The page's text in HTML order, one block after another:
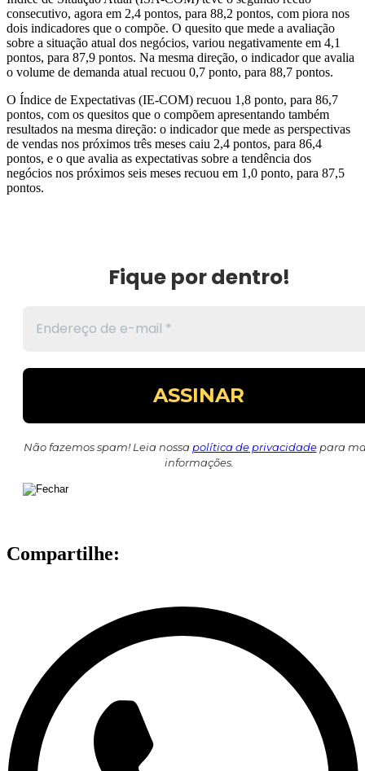
consecutivo, agora em 2,4 pontos, para 88,2 pontos, com piora nos
dois indicadores que o compõe. O quesito que mede a avaliação
sobre a situação atual dos negócios, variou negativamente em 4,1
pontos, para 87,9 pontos. Na mesma direção, o indicador que avalia
o volume de demanda atual recuou 0,7 ponto, para 88,7 pontos.
O Índice de Expectativas (IE-COM) recuou 1,8 ponto, para 86,7
pontos, com os quesitos que o compõem apresentando também
resultados na mesma direção: o indicador que mede as perspectivas
de vendas nos próximos três meses caiu 2,4 pontos, para 86,4
pontos, e o que avalia as expectativas sobre a tendência dos
negócios nos próximos seis meses recuou em 1,0 ponto, para 87,5
pontos.
Fique por dentro!
Não fazemos spam! Leia nossapolítica de privacidadepara
informações.
Compartilhe: